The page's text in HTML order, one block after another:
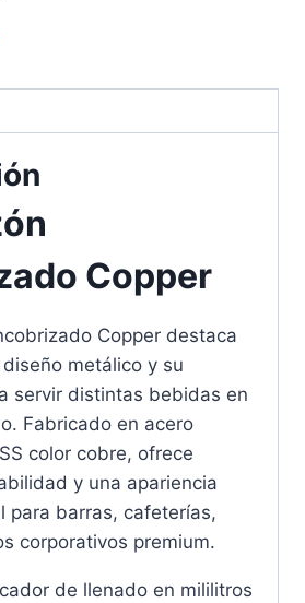
Copper
Copper destaca
metálico y su
servir distintas bebidas en
Fabricado en acero
color cobre, ofrece
y una apariencia
para barras, cafeterías,
corporativos premium.
de llenado en mililitros